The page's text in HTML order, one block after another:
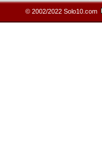
© 2002/2022 Solo10.com